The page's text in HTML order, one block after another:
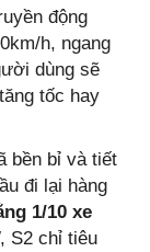
động
h, ngang
dùng sẽ
tốc hay
bền bỉ và tiết
đi lại hàng
1/10 xe
S2 chỉ tiêu